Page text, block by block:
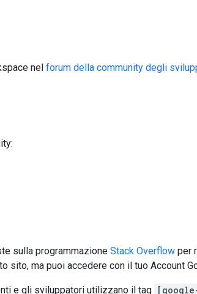
nel forum della community degli
sulla programmazione Stack Overflow per
sito, ma puoi accedere con il tuo Account
e gli sviluppatori utilizzano il tag